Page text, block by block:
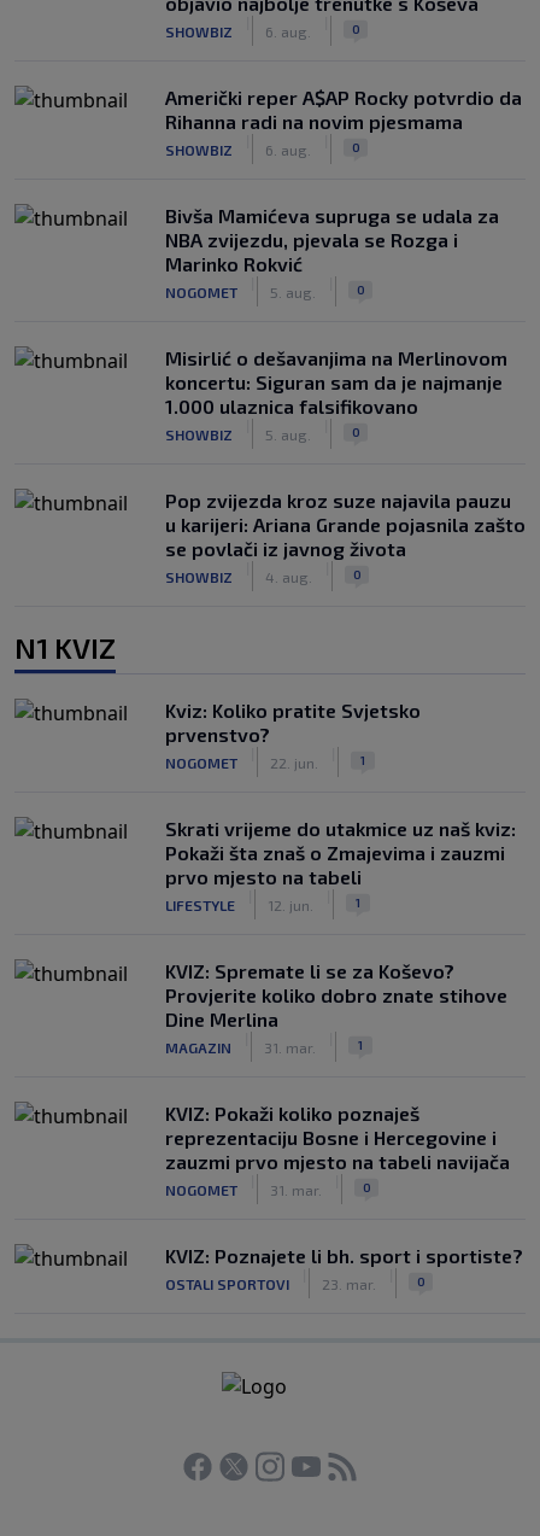
SHOWBIZ 6. aug. 0
Američki reper A$AP Rocky potvrdio da
Rihanna radi na novim pjesmama
SHOWBIZ 6. aug. 0
Bivša Mamićeva supruga se udala za
NBA zvijezdu, pjevala se Rozga i
Marinko Rokvić
NOGOMET 5. aug. 0
Misirlić o dešavanjima na Merlinovom
koncertu: Siguran sam da je najmanje
1.000 ulaznica falsifikovano
SHOWBIZ 5. aug. 0
Pop zvijezda kroz suze najavila pauzu
u karijeri: Ariana Grande pojasnila zašto
se povlači iz javnog života
SHOWBIZ 4. aug. 0
N1 KVIZ
Kviz: Koliko pratite Svjetsko
prvenstvo?
NOGOMET 22. jun. 1
Skrati vrijeme do utakmice uz naš kviz:
Pokaži šta znaš o Zmajevima i zauzmi
prvo mjesto na tabeli
LIFESTYLE 12. jun. 1
KVIZ: Spremate li se za Koševo?
Provjerite koliko dobro znate stihove
Dine Merlina
MAGAZIN 31. mar. 1
KVIZ: Pokaži koliko poznaješ
reprezentaciju Bosne i Hercegovine i
zauzmi prvo mjesto na tabeli navijača
NOGOMET 31. mar. 0
KVIZ: Poznajete li bh. sport i sportiste?
OSTALI SPORTOVI 23. mar. 0